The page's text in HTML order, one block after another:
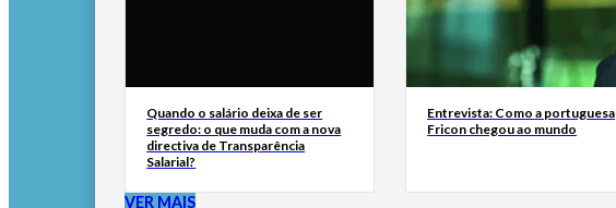
Quando o salário deixa de ser
segredo: o que muda com a nova
directiva de Transparência
Salarial?
Entrevista: Como a portuguesa
Fricon chegou ao mundo
VER MAIS